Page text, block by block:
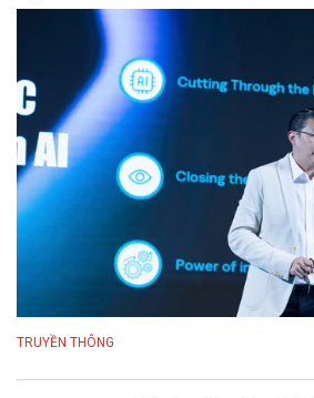
TRUYỀN THÔNG